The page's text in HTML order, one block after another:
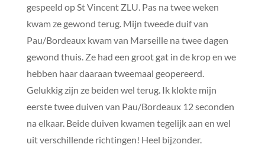
gespeeld op St Vincent ZLU. Pas na twee weken
kwam ze gewond terug. Mijn tweede duif van
Pau/Bordeaux kwam van Marseille na twee dagen
gewond thuis. Ze had een groot gat in de krop en we
hebben haar daaraan tweemaal geopereerd.
Gelukkig zijn ze beiden wel terug. Ik klokte mijn
eerste twee duiven van Pau/Bordeaux 12 seconden
na elkaar. Beide duiven kwamen tegelijk aan en wel
uit verschillende richtingen! Heel bijzonder.